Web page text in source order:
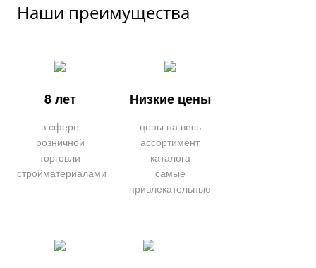
Наши преимущества
8 лет
в сфере
розничной
торговли
стройматериалами
Низкие цены
цены на весь
ассортимент
каталога
самые
привлекательные